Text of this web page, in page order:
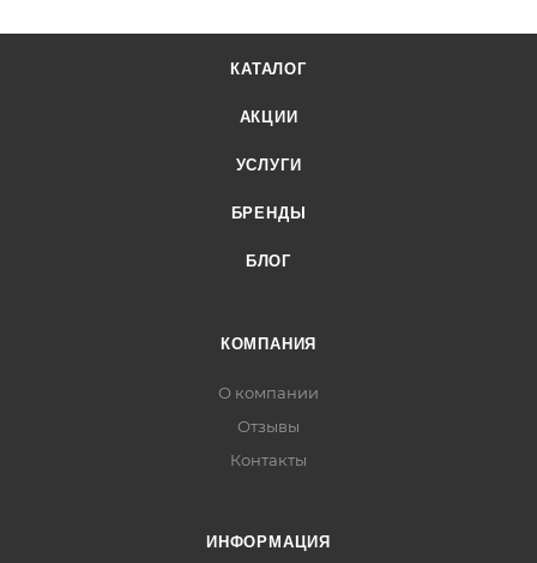
КАТАЛОГ
АКЦИИ
УСЛУГИ
БРЕНДЫ
БЛОГ
КОМПАНИЯ
О компании
Отзывы
Контакты
ИНФОРМАЦИЯ